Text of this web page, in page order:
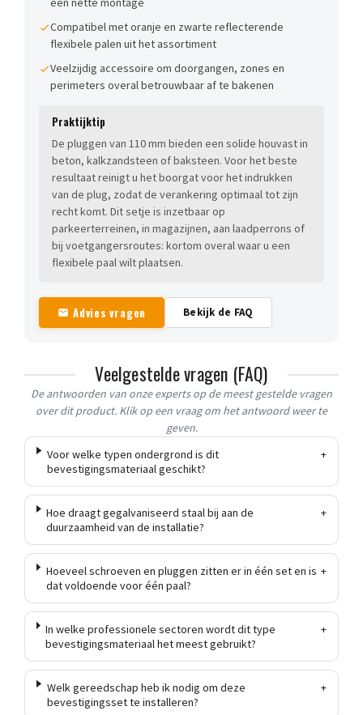
Compatibel met oranje en zwarte reflecterende
flexibele palen uit het assortiment
Veelzijdig accessoire om doorgangen, zones en
perimeters overal betrouwbaar af te bakenen
Praktijktip
De pluggen van 110 mm bieden een solide houvast in
beton, kalkzandsteen of baksteen. Voor het beste
resultaat reinigt u het boorgat voor het indrukken
van de plug, zodat de verankering optimaal tot zijn
recht komt. Dit setje is inzetbaar op
parkeerterreinen, in magazijnen, aan laadperrons of
bij voetgangersroutes: kortom overal waar u een
flexibele paal wilt plaatsen.
Advies vragen Bekijk de FAQ
Veelgestelde vragen (FAQ)
De antwoorden van onze experts op de meest gestelde vragen
over dit product. Klik op een vraag om het antwoord weer te
geven.
Voor welke typen ondergrond is dit
bevestigingsmateriaal geschikt?
+
Hoe draagt gegalvaniseerd staal bij aan de
duurzaamheid van de installatie?
+
Hoeveel schroeven en pluggen zitten er in één set en is
dat voldoende voor één paal?
+
In welke professionele sectoren wordt dit type
bevestigingsmateriaal het meest gebruikt?
+
Welk gereedschap heb ik nodig om deze
bevestigingsset te installeren?
+